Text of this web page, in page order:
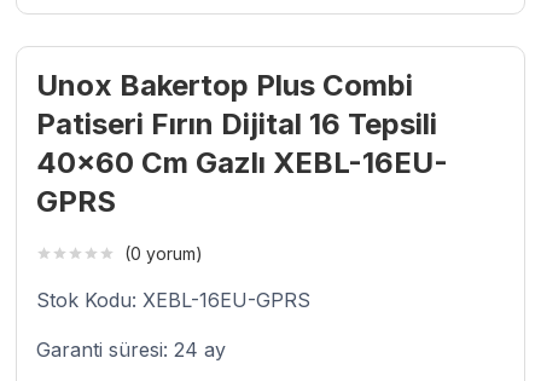
Unox Bakertop Plus Combi
Patiseri Fırın Dijital 16 Tepsili
40×60 Cm Gazlı XEBL-16EU-
GPRS
(0 yorum)
Stok Kodu: XEBL-16EU-GPRS
Garanti süresi: 24 ay